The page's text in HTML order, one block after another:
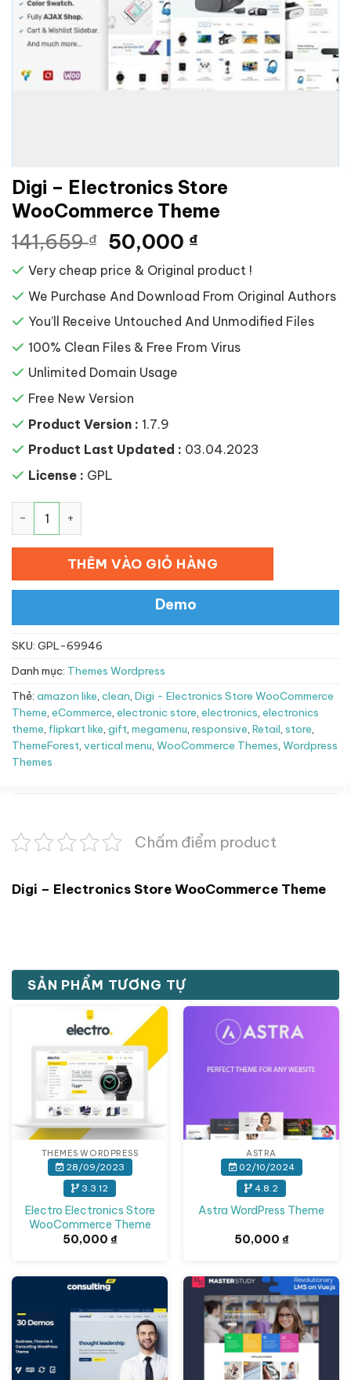
Digi – Electronics Store
WooCommerce Theme
141,659₫ Giá
gốc
là:
141,659 ₫.
50,000 ₫Giá
hiện
tại
là:
50,000 ₫.
Very cheap price & Original product !
We Purchase And Download From Original Authors
You’ll Receive Untouched And Unmodified Files
100% Clean Files & Free From Virus
Unlimited Domain Usage
Free New Version
Product Version : 1.7.9
Product Last Updated : 03.04.2023
License : GPL
THÊM VÀO GIỎ HÀNG
Demo
SKU: GPL-69946
Danh mục: Themes Wordpress
Thẻ: amazon like, clean, Digi - Electronics Store WooCommerce
Theme, eCommerce, electronic store, electronics, electronics
theme, flipkart like, gift, megamenu, responsive, Retail, store,
ThemeForest, vertical menu, WooCommerce Themes, Wordpress
Themes
Chấm điểm product
Digi – Electronics Store WooCommerce Theme
SẢN PHẨM TƯƠNG TỰ
THEMES WORDPRESS
28/09/2023
3.3.12
Electro Electronics Store
WooCommerce Theme
50,000 ₫
ASTRA
02/10/2024
4.8.2
Astra WordPress Theme
50,000 ₫